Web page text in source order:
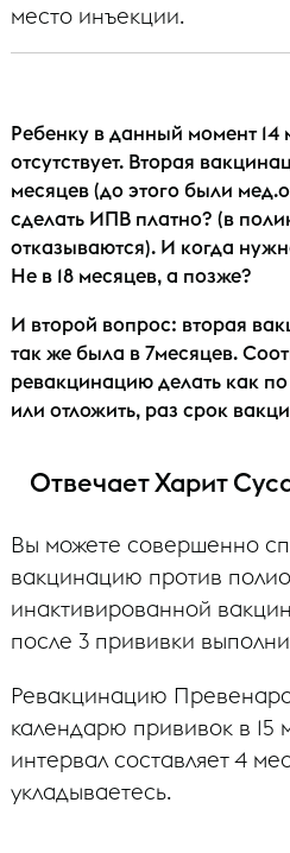
место инъекции.
Ребенку в данный момент
отсутствует. Вторая
месяцев (до этого были
сделать ИПВ платно? (в
отказываются). И когда
Не в 18 месяцев, а позже?
И второй вопрос: вторая
так же была в 7месяцев.
ревакцинацию делать как
или отложить, раз срок
Отвечает Харит
Вы можете совершенно
вакцинацию против
инактивированной
после 3 прививки
Ревакцинацию
календарю прививок в 15
интервал составляет 4
укладываетесь.